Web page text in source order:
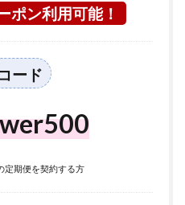
ポン利用可能！
ード
定期便を契約する方